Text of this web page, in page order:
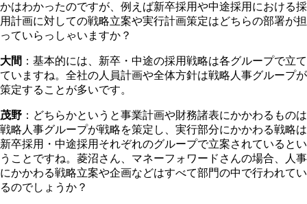
かはわかったのですが、例えば新卒採用や中途採用における採
用計画に対しての戦略立案や実行計画策定はどちらの部署が担
っていらっしゃいますか？
大間 ：基本的には、新卒・中途の採用戦略は各グループで立て
ていますね。全社の人員計画や全体方針は戦略人事グループが
策定することが多いです。
茂野 ：どちらかというと事業計画や財務諸表にかかわるものは
戦略人事グループが戦略を策定し、実行部分にかかわる戦略は
新卒採用・中途採用それぞれのグループで立案されているとい
うことですね。菱沼さん、マネーフォワードさんの場合、人事
にかかわる戦略立案や企画などはすべて部門の中で行われてい
るのでしょうか？